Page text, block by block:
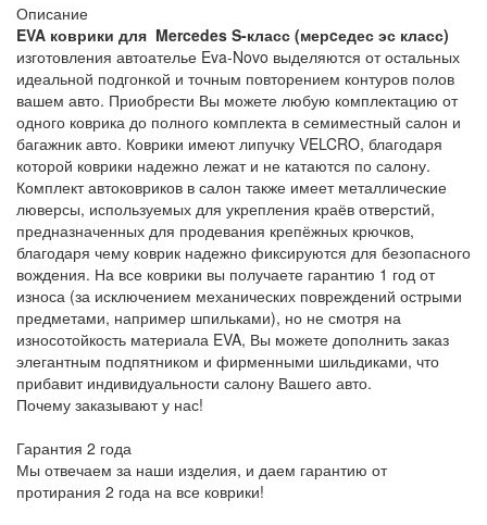
Описание
EVA коврики для Mercedes S-класс (мерcедес эс класс)
изготовления автоателье Eva-Novo выделяются от остальных
идеальной подгонкой и точным повторением контуров полов
вашем авто. Приобрести Вы можете любую комплектацию от
одного коврика до полного комплекта в семиместный салон и
багажник авто. Коврики имеют липучку VELCRO, благодаря
которой коврики надежно лежат и не катаются по салону.
Комплект автоковриков в салон также имеет металлические
люверсы, используемых для укрепления краёв отверстий,
предназначенных для продевания крепёжных крючков,
благодаря чему коврик надежно фиксируются для безопасного
вождения. На все коврики вы получаете гарантию 1 год от
износа (за исключением механических повреждений острыми
предметами, например шпильками), но не смотря на
износотойкость материала EVA, Вы можете дополнить заказ
элегантным подпятником и фирменными шильдиками, что
прибавит индивидуальности салону Вашего авто.
Почему заказывают у нас!
Гарантия 2 года
Мы отвечаем за наши изделия, и даем гарантию от
протирания 2 года на все коврики!